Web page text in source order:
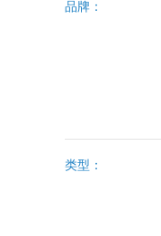
品牌：
类型：AND爱安德微